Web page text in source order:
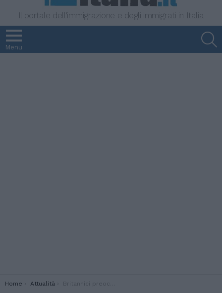
Il portale dell'immigrazione e degli immigrati in Italia
Menu
You are here:
Home Attualità Britannici preoccupati da violenza razziale